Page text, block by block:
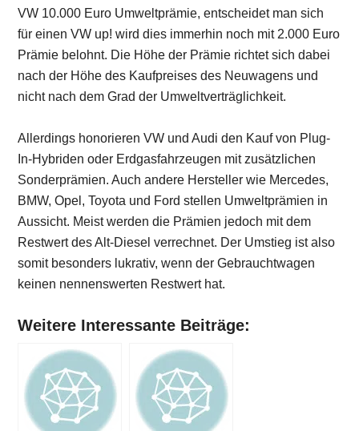
VW 10.000 Euro Umweltprämie, entscheidet man sich
für einen VW up! wird dies immerhin noch mit 2.000 Euro
Prämie belohnt. Die Höhe der Prämie richtet sich dabei
nach der Höhe des Kaufpreises des Neuwagens und
nicht nach dem Grad der Umweltverträglichkeit.
Allerdings honorieren VW und Audi den Kauf von Plug-
In-Hybriden oder Erdgasfahrzeugen mit zusätzlichen
Sonderprämien. Auch andere Hersteller wie Mercedes,
BMW, Opel, Toyota und Ford stellen Umweltprämien in
Aussicht. Meist werden die Prämien jedoch mit dem
Restwert des Alt-Diesel verrechnet. Der Umstieg ist also
somit besonders lukrativ, wenn der Gebrauchtwagen
keinen nennenswerten Restwert hat.
Weitere Interessante Beiträge: